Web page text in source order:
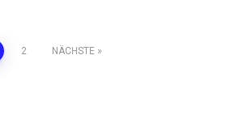
2 NÄCHSTE